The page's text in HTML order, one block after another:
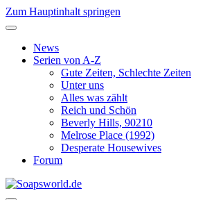
Zum Hauptinhalt springen
News
Serien von A-Z
Gute Zeiten, Schlechte Zeiten
Unter uns
Alles was zählt
Reich und Schön
Beverly Hills, 90210
Melrose Place (1992)
Desperate Housewives
Forum